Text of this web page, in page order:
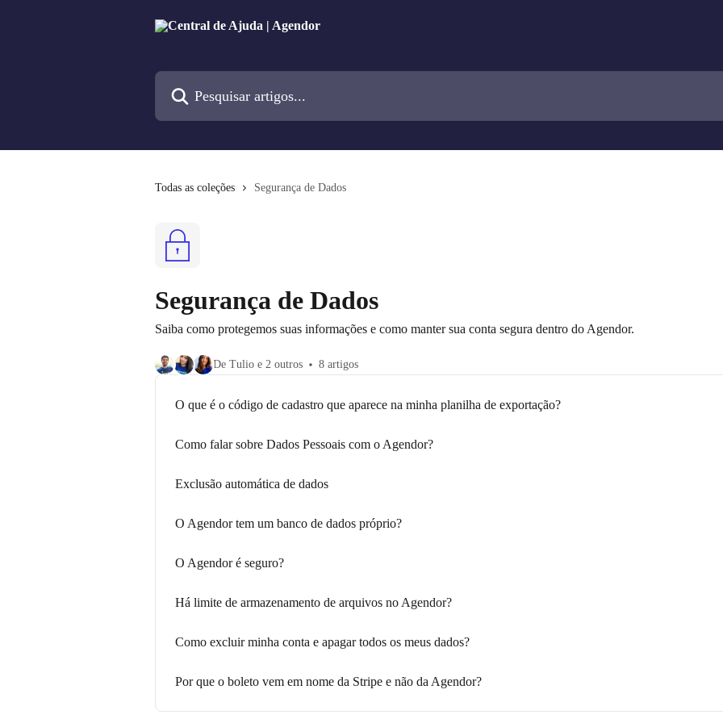
Todas as coleções Segurança de Dados
Segurança de Dados
Saiba como protegemos suas informações e como manter sua conta segura dentro do Agendor.
De Tulio e 2 outros 8 artigos
O que é o código de cadastro que aparece na minha planilha de exportação?
Como falar sobre Dados Pessoais com o Agendor?
Exclusão automática de dados
O Agendor tem um banco de dados próprio?
O Agendor é seguro?
Há limite de armazenamento de arquivos no Agendor?
Como excluir minha conta e apagar todos os meus dados?
Por que o boleto vem em nome da Stripe e não da Agendor?